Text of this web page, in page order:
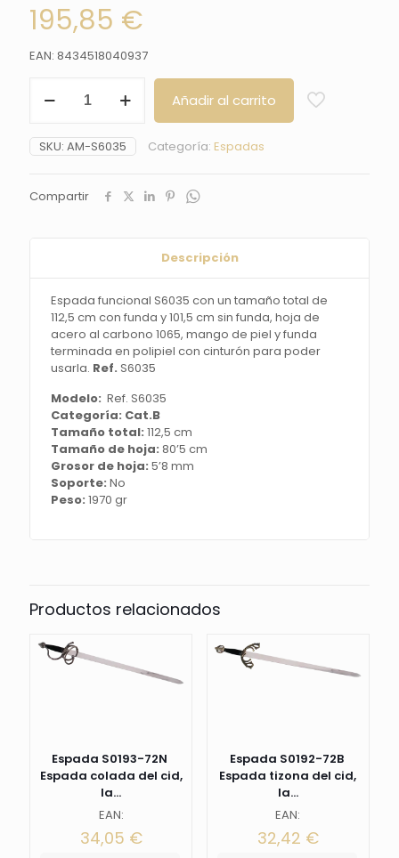
195,85 €
EAN: 8434518040937
funcional
con
un
de
101,5
funda,
hoja
acero
carbono
1065,
mango
con
para
poder
Añadir al carrito
SKU: AM-S6035 Categoría: Espadas
Compartir
Descripción
Espada funcional S6035 con un tamaño total de
112,5 cm con funda y 101,5 cm sin funda, hoja de
acero al carbono 1065, mango de piel y funda
terminada en polipiel con cinturón para poder
usarla. Ref. S6035
Modelo: Ref. S6035
Categoría: Cat.B
Tamaño total: 112,5 cm
Tamaño de hoja: 80’5 cm
Grosor de hoja: 5’8 mm
Soporte: No
Peso: 1970 gr
Productos relacionados
Espada S0193-72N
Espada colada del cid,
la...
EAN:
34,05 €
Espada S0192-72B
Espada tizona del cid,
la...
EAN:
32,42 €